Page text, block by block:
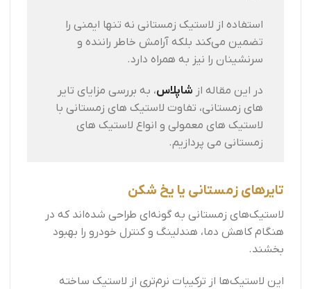
استفاده از لاستیک زمستانی نه تنها ایمنی را
تضمین می‌کند بلکه آرامش خاطر راننده و
سرنشینان را نیز به همراه دارد.
در این مقاله از شاپلاس، به بررسی مزایای تایر
های زمستانی، تفاوت لاستیک های زمستانی با
لاستیک های معمولی و انواع لاستیک های
زمستانی می پردازیم.
تایرهای زمستانی یا یخ شکن
لاستیک‌های زمستانی به گونه‌ای طراحی شده‌اند که در
هنگام کاهش دما، هندلینگ و کنترل خودرو را بهبود
بخشند.
این لاستیک‌ها از ترکیبات نرم‌تری از لاستیک ساخته